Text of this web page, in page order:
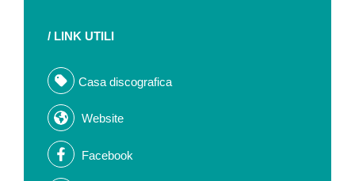
/ LINK UTILI
Casa discografica
Website
Facebook